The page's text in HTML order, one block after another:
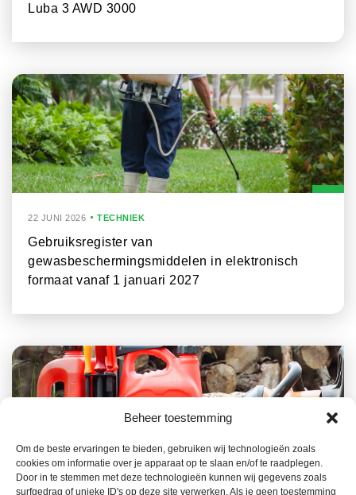
Beheer toestemming
Om de beste ervaringen te bieden, gebruiken wij technologieën zoals
cookies om informatie over je apparaat op te slaan en/of te raadplegen.
Door in te stemmen met deze technologieën kunnen wij gegevens zoals
surfgedrag of unieke ID's op deze site verwerken. Als je geen toestemming
Luba 3 AWD 3000
22 JUNI 2026 TECHNIEK
Gebruiksregister van
gewasbeschermingsmiddelen in elektronisch
formaat vanaf 1 januari 2027
22 JUNI 2026 TECHNIEK